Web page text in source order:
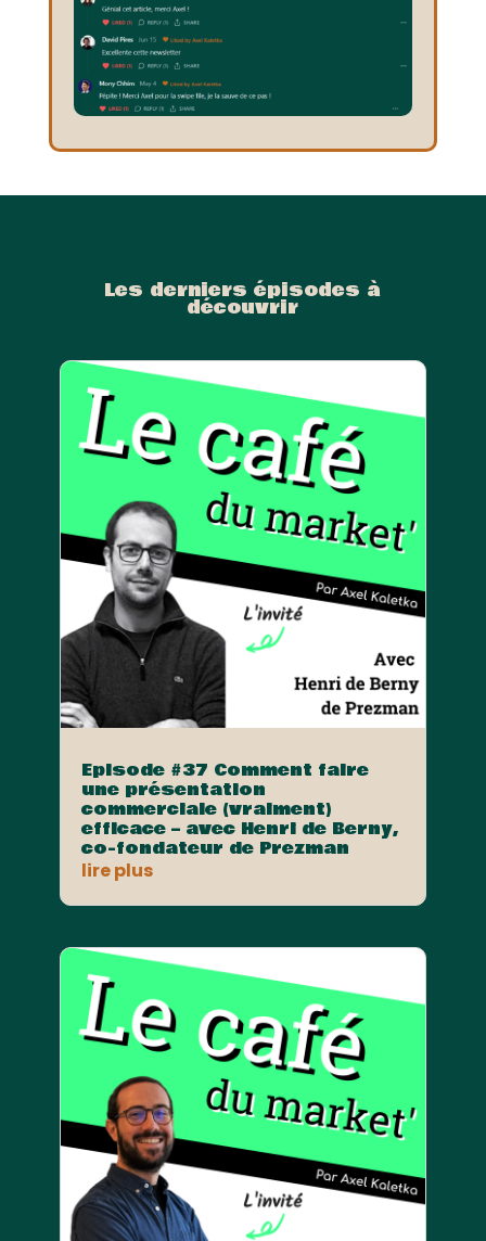
Les derniers épisodes à
découvrir
Episode #37 Comment faire
une présentation
commerciale (vraiment)
efficace – avec Henri de Berny,
co-fondateur de Prezman
lire plus